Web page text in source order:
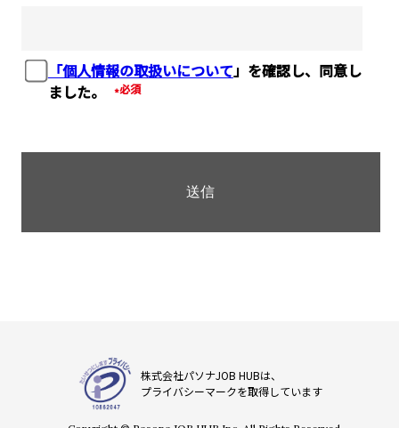
「個人情報の取扱いについて 」を確認し、同意し
ました。
*
株式会社パソナJOB HUBは、
プライバシーマークを取得しています